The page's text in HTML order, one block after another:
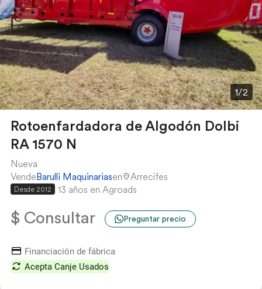
1/2
Rotoenfardadora de Algodón Dolbi
RA 1570 N
Nueva
VendeBarulli Maquinariasen Arrecifes
Desde 2012 13 años en Agroads
$ Consultar Preguntar precio
Financiación de fábrica
Acepta Canje Usados